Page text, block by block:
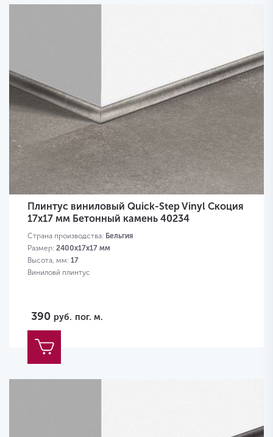
Плинтус виниловый Quick-Step Vinyl Скоция
17х17 мм Бетонный камень 40234
Страна производства: Бельгия
Размер: 2400х17х17 мм
Высота, мм: 17
Виниловй плинтус
390 руб. пог. м.